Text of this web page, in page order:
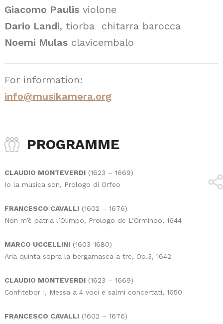
Giacomo Paulis violone
Dario Landi, tiorba chitarra barocca
Noemi Mulas clavicembalo
For information:
info@musikamera.org
PROGRAMME
CLAUDIO MONTEVERDI (1623 – 1669)
Io la musica son, Prologo di Orfeo
FRANCESCO CAVALLI (1602 – 1676)
Non m’è patria l’Olimpo, Prologo de L’Ormindo, 1644
MARCO UCCELLINI (1603-1680)
Aria quinta sopra la bergamasca a tre, Op.3, 1642
CLAUDIO MONTEVERDI (1623 – 1669)
Confitebor I, Messa a 4 voci e salmi concertati, 1650
FRANCESCO CAVALLI (1602 – 1676)